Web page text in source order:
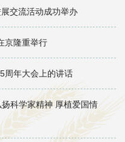
交流活动成功举办
京隆重举行
周年大会上的讲话
科学家精神 厚植爱国情